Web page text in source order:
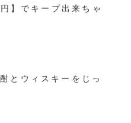
】でキープ出来ちゃ
とウィスキーをじっ